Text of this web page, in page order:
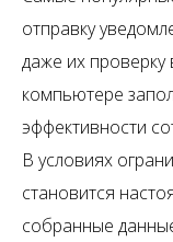
отправку
даже их
компьютере
эффективности
В условиях
становится
собранные